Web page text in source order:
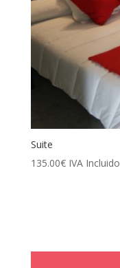
Suite
135.00€ IVA Incluido